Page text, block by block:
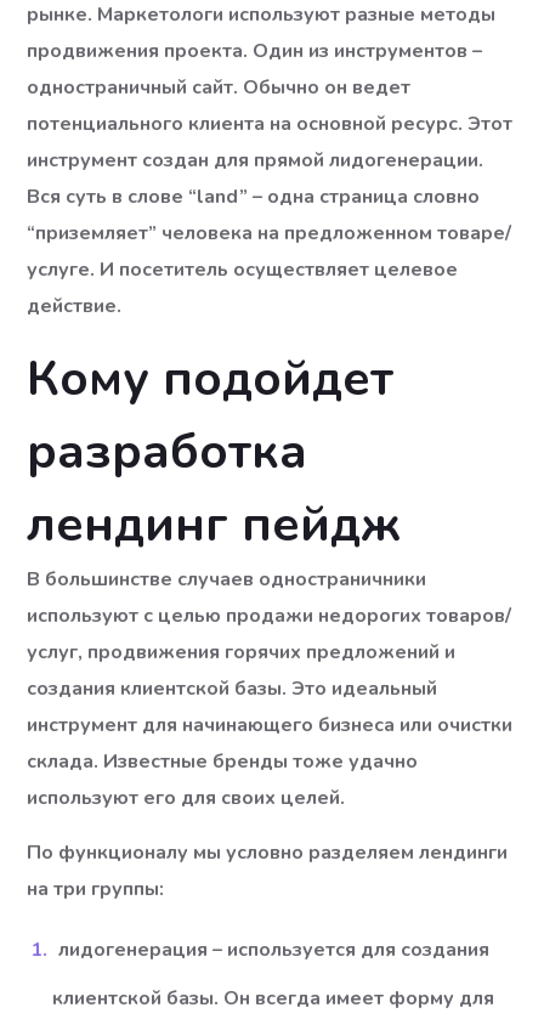
рынке. Маркетологи используют разные методы
продвижения проекта. Один из инструментов –
одностраничный сайт. Обычно он ведет
потенциального клиента на основной ресурс. Этот
инструмент создан для прямой лидогенерации.
Вся суть в слове “land” – одна страница словно
“приземляет” человека на предложенном товаре/
услуге. И посетитель осуществляет целевое
действие.
Кому подойдет
разработка
лендинг пейдж
В большинстве случаев одностраничники
используют с целью продажи недорогих товаров/
услуг, продвижения горячих предложений и
создания клиентской базы. Это идеальный
инструмент для начинающего бизнеса или очистки
склада. Известные бренды тоже удачно
используют его для своих целей.
По функционалу мы условно разделяем лендинги
на три группы:
лидогенерация – используется для создания
клиентской базы. Он всегда имеет форму для